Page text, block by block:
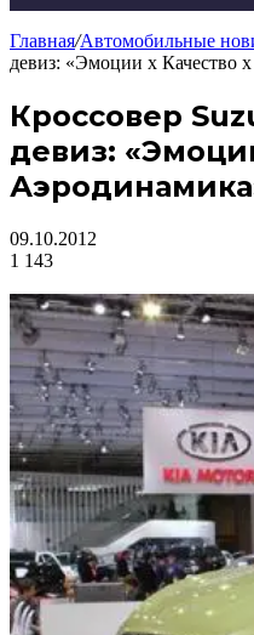
Главная/Автомобильные
девиз: «Эмоции х Качество
Кроссовер
девиз:
09.10.2012
1 143